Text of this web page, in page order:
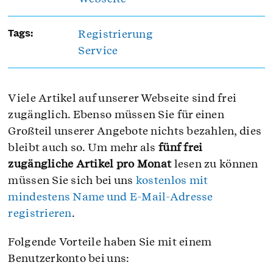
Viele Artikel auf unserer Webseite sind frei
zugänglich. Ebenso müssen Sie für einen
Großteil unserer Angebote nichts bezahlen, dies
bleibt auch so. Um mehr als fünf frei
zugängliche Artikel pro Monatlesen zu können
müssen Sie sich bei uns kostenlos mit
mindestens Name und E-Mail-Adresse
registrieren.
Folgende Vorteile haben Sie mit einem
Benutzerkonto bei uns:
Tags:
Registrierung
Service